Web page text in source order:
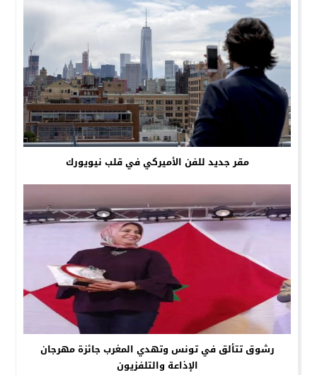
مقر جديد للفن الأميركي في قلب نيويورك
رشوق تتألق في تونس وتهدي المغرب جائزة مهرجان
الإذاعة والتلفزيون